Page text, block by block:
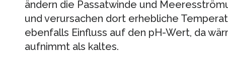
ändern die Passatwinde und
und verursachen dort erhebliche
ebenfalls Einfluss auf den pH-Wert, da
aufnimmt als kaltes.